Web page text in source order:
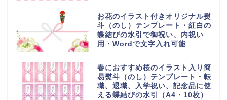
お花のイラスト付きオリジナル熨
斗（のし）テンプレート・紅白の
蝶結びの水引で御祝い、内祝い
用・Wordで文字入れ可能
春におすすめ桜のイラスト入り簡
易熨斗（のし）テンプレート・転
職、退職、入学祝い、記念品に使
える蝶結びの水引（A4・10枚）